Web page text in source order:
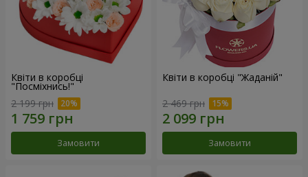
Квіти в коробці
"Посміхнись!"
2 199 грн
Замовити
Квіти в коробці "Жаданій"
2 469 грн
Замовити